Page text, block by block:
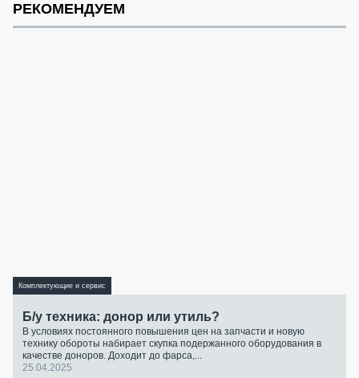
РЕКОМЕНДУЕМ
Комплектующие и сервис
Б/у техника: донор или утиль?
В условиях постоянного повышения цен на запчасти и новую
технику обороты набирает скупка подержанного оборудования в
качестве доноров. Доходит до фарса,...
25.04.2025